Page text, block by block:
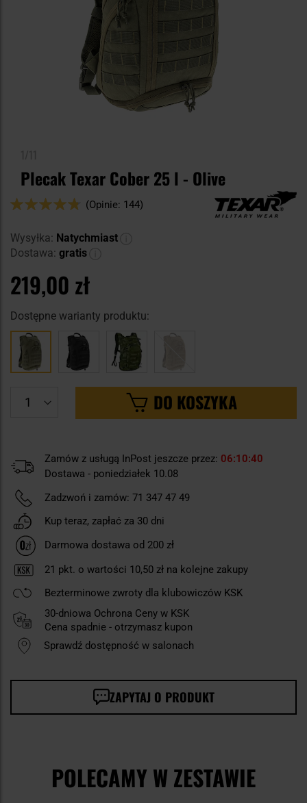
Plecak Texar Cober 25 l - Olive
Ocena:
(Opinie: 144)
Wysyłka: Natychmiast
Dostawa: gratis
219,00 zł
Dostępne warianty produktu:
DO KOSZYKA
Zamów z usługą InPost jeszcze przez: 06 10 39
Dostawa - poniedziałek 10.08
Zadzwoń i zamów: 71 347 47 49
Kup teraz, zapłać za 30 dni
Darmowa dostawa od 200 zł
21 pkt. o wartości 10,50 zł na kolejne zakupy
Bezterminowe zwroty dla klubowiczów KSK
30-dniowa Ochrona Ceny w KSK
Cena spadnie - otrzymasz kupon
Sprawdź dostępność w salonach
ZAPYTAJ O PRODUKT
POLECAMY W ZESTAWIE